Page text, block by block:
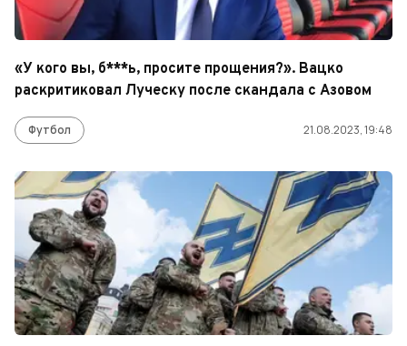
«У кого вы, б***ь, просите прощения?». Вацко
раскритиковал Луческу после скандала с Азовом
Футбол 21.08.2023, 19:48